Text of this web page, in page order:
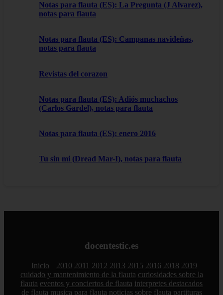
Notas para flauta (ES): La Pregunta (J Alvarez),
notas para flauta
Notas para flauta (ES): Campanas navideñas,
notas para flauta
Revistas del corazon
Notas para flauta (ES): Adiós muchachos
(Carlos Gardel), notas para flauta
Notas para flauta (ES): enero 2016
Tu sin mi (Dread Mar-I), notas para flauta
docentestic.es
Inicio 2010 2011 2012 2013 2015 2016 2018 2019
cuidado y mantenimiento de la flauta curiosidades sobre la
flauta eventos y conciertos de flauta interpretes destacados
de flauta musica para flauta noticias sobre flauta partituras